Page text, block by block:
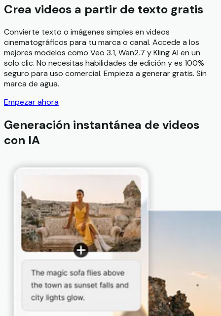
Crea videos a partir de texto gratis
Convierte texto o imágenes simples en videos
cinematográficos para tu marca o canal. Accede a los
mejores modelos como Veo 3.1, Wan2.7 y Kling AI en un
solo clic. No necesitas habilidades de edición y es 100%
seguro para uso comercial. Empieza a generar gratis. Sin
marca de agua.
Empezar ahora
Generación instantánea de videos
con IA